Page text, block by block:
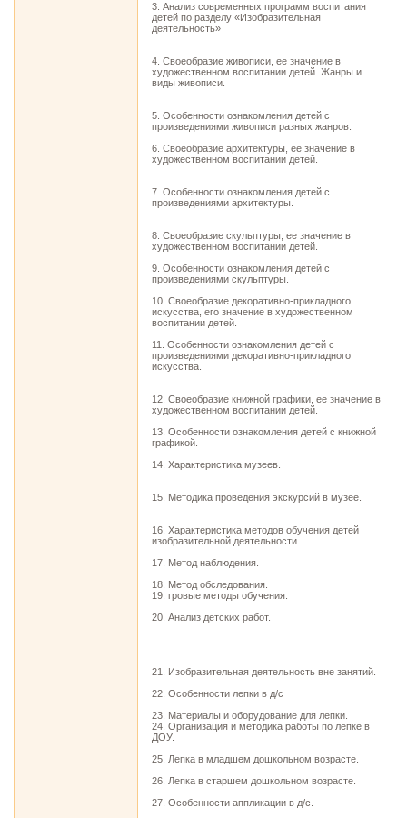
3. Анализ современных программ воспитания
детей по разделу «Изобразительная
деятельность»
4. Своеобразие живописи, ее значение в
художественном воспитании детей. Жанры и
виды живописи.
5. Особенности ознакомления детей с
произведениями живописи разных жанров.
6. Своеобразие архитектуры, ее значение в
художественном воспитании детей.
7. Особенности ознакомления детей с
произведениями архитектуры.
8. Своеобразие скульптуры, ее значение в
художественном воспитании детей.
9. Особенности ознакомления детей с
произведениями скульптуры.
10. Своеобразие декоративно-прикладного
искусства, его значение в художественном
воспитании детей.
11. Особенности ознакомления детей с
произведениями декоративно-прикладного
искусства.
12. Своеобразие книжной графики, ее значение в
художественном воспитании детей.
13. Особенности ознакомления детей с книжной
графикой.
14. Характеристика музеев.
15. Методика проведения экскурсий в музее.
16. Характеристика методов обучения детей
изобразительной деятельности.
17. Метод наблюдения.
18. Метод обследования.
19. гровые методы обучения.
20. Анализ детских работ.
21. Изобразительная деятельность вне занятий.
22. Особенности лепки в д/с
23. Материалы и оборудование для лепки.
24. Организация и методика работы по лепке в
ДОУ.
25. Лепка в младшем дошкольном возрасте.
26. Лепка в старшем дошкольном возрасте.
27. Особенности аппликации в д/с.